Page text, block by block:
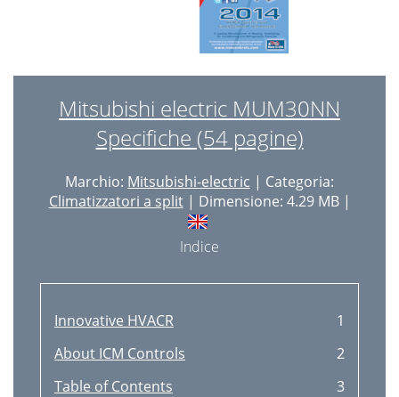
Mitsubishi electric MUM30NN
Specifiche (54 pagine)
Marchio: Mitsubishi-electric | Categoria:
Climatizzatori a split| Dimensione: 4.29 MB |
Indice
Innovative HVACR
1
About ICM Controls
2
Table of Contents
3